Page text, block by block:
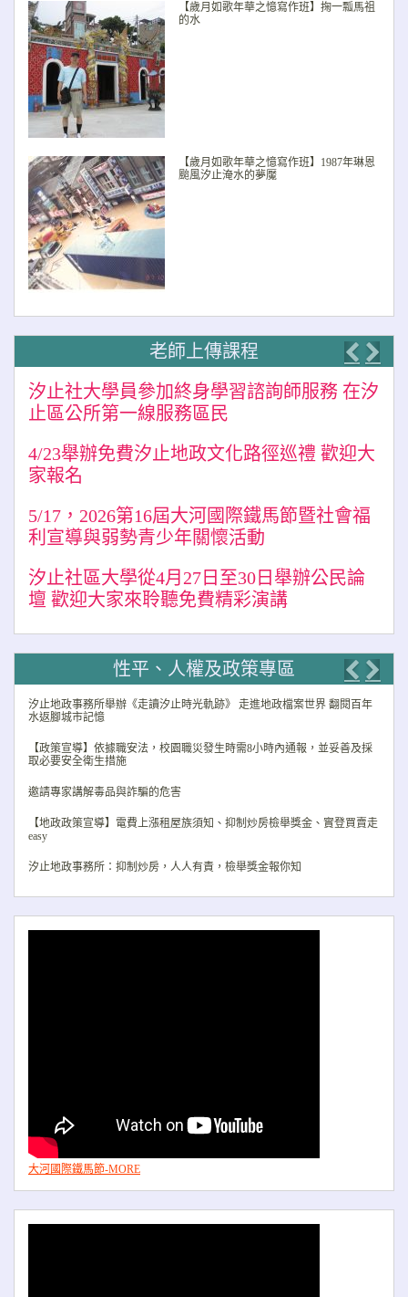
【歲月如歌年華之憶寫作班】掬一瓢馬祖
的水
【歲月如歌年華之憶寫作班】1987年琳恩
颱風汐止淹水的夢魘
老師上傳課程
汐止社大學員參加終身學習諮詢師服務 在汐
止區公所第一線服務區民
4/23舉辦免費汐止地政文化路徑巡禮 歡迎大
家報名
5/17，2026第16屆大河國際鐵馬節暨社會福
利宣導與弱勢青少年關懷活動
汐止社區大學從4月27日至30日舉辦公民論
壇 歡迎大家來聆聽免費精彩演講
性平、人權及政策專區
汐止地政事務所舉辦《走讀汐止時光軌跡》 走進地政檔案世界 翻閱百年
水返腳城市記憶
【政策宣導】依據職安法，校園職災發生時需8小時內通報，並妥善及採
取必要安全衛生措施
邀請專家講解毒品與詐騙的危害
【地政政策宣導】電費上漲租屋族須知、抑制炒房檢舉獎金、實登買賣走
easy
汐止地政事務所：抑制炒房，人人有責，檢舉獎金報你知
大河國際鐵馬節-MORE